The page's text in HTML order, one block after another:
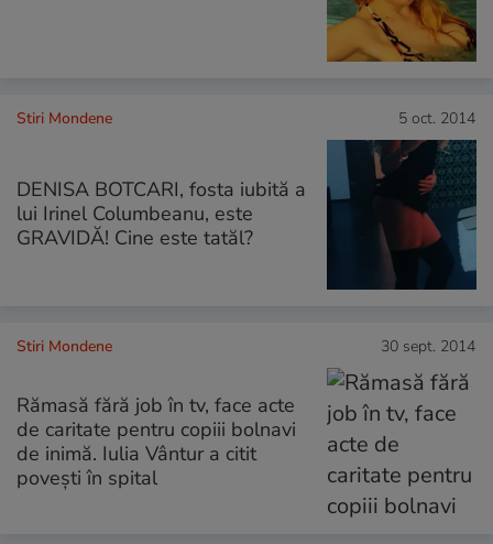
Stiri Mondene 5 oct. 2014
DENISA BOTCARI, fosta iubită a
lui Irinel Columbeanu, este
GRAVIDĂ! Cine este tatăl?
Stiri Mondene 30 sept. 2014
Rămasă fără job în tv, face acte
de caritate pentru copiii bolnavi
de inimă. Iulia Vântur a citit
poveşti în spital